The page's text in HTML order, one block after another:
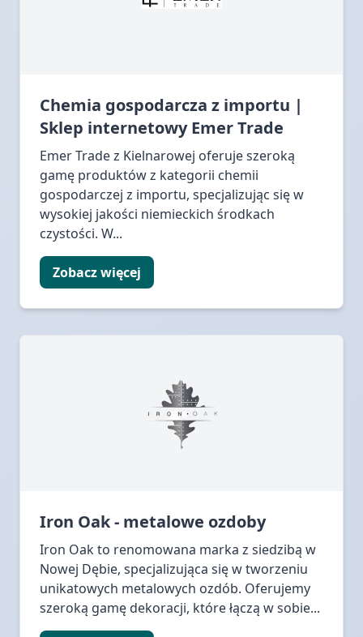
Chemia gospodarcza z importu |
Sklep internetowy Emer Trade
Emer Trade z Kielnarowej oferuje szeroką
gamę produktów z kategorii chemii
gospodarczej z importu, specjalizując się w
wysokiej jakości niemieckich środkach
czystości. W...
Zobacz więcej
Iron Oak - metalowe ozdoby
Iron Oak to renomowana marka z siedzibą w
Nowej Dębie, specjalizująca się w tworzeniu
unikatowych metalowych ozdób. Oferujemy
szeroką gamę dekoracji, które łączą w sobie...